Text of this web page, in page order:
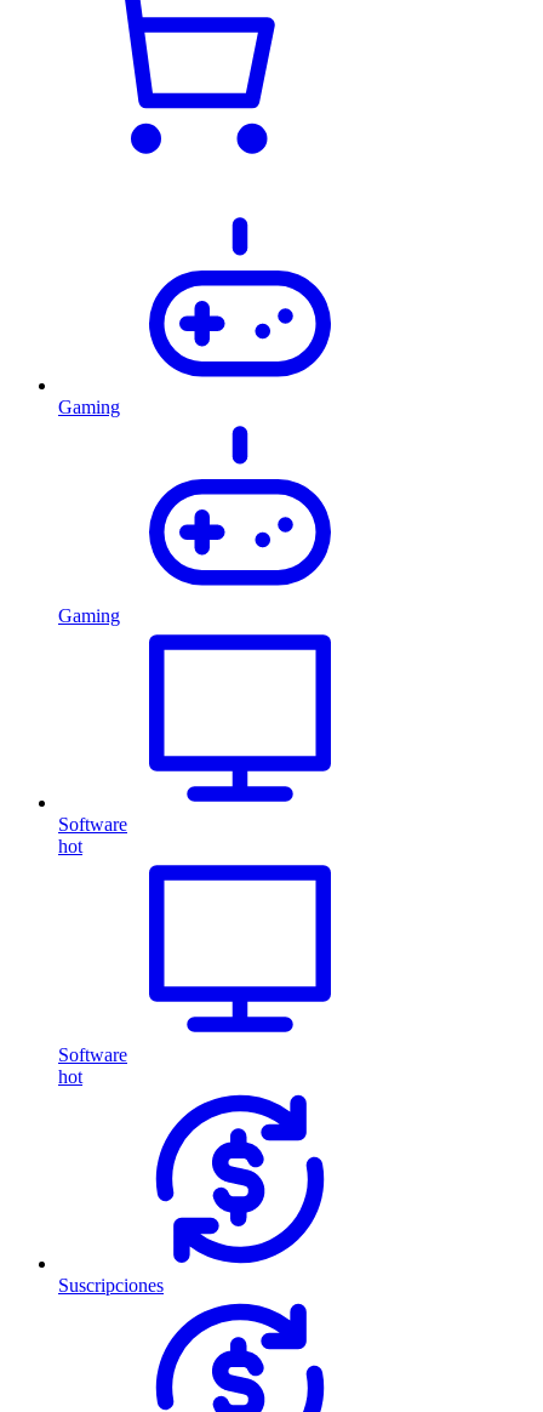
Gaming
Gaming
Software
hot
Software
hot
Suscripciones